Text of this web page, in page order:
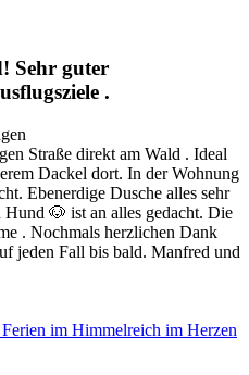
Sehr guter
.
Straße direkt am Wald . Ideal
Dackel dort. In der Wohnung
Ebenerdige Dusche alles sehr
🐶 ist an alles gedacht. Die
. Nochmals herzlichen Dank
jeden Fall bis bald. Manfred und
im Himmelreich im Herzen